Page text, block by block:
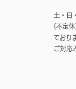
土・日
(不定
ており
ご対応